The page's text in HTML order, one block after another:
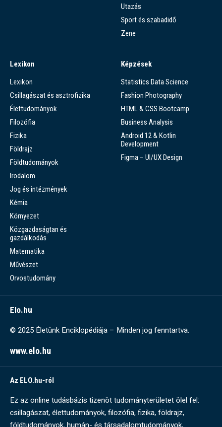
Utazás
Sport és szabadidő
Zene
Lexikon
Lexikon
Csillagászat és asztrofizika
Élettudományok
Filozófia
Fizika
Földrajz
Földtudományok
Irodalom
Jog és intézmények
Kémia
Környezet
Közgazdaságtan és
gazdálkodás
Matematika
Művészet
Orvostudomány
Képzések
Statistics Data Science
Fashion Photography
HTML & CSS Bootcamp
Business Analysis
Android 12 & Kotlin
Development
Figma – UI/UX Design
Elo.hu
© 2025 Életünk Enciklopédiája – Minden jog fenntartva.
www.elo.hu
Az ELO.hu-ról
Ez az online tudásbázis tizenöt tudományterületet ölel fel:
csillagászat, élettudományok, filozófia, fizika, földrajz,